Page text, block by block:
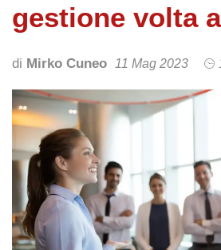
gestione volta
di Mirko Cuneo 11 Mag 2023